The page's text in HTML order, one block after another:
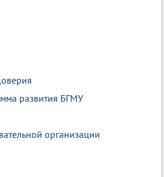
развития БГМУ
организации